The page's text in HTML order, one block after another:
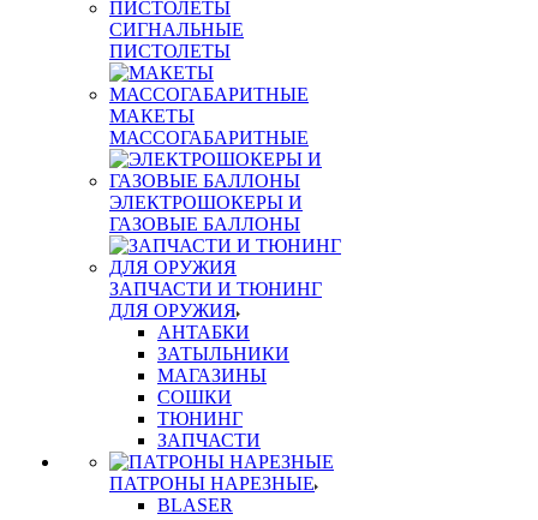
СИГНАЛЬНЫЕ
ПИСТОЛЕТЫ
МАКЕТЫ
МАССОГАБАРИТНЫЕ
ЭЛЕКТРОШОКЕРЫ И
ГАЗОВЫЕ БАЛЛОНЫ
ЗАПЧАСТИ И ТЮНИНГ
ДЛЯ ОРУЖИЯ
АНТАБКИ
ЗАТЫЛЬНИКИ
МАГАЗИНЫ
СОШКИ
ТЮНИНГ
ЗАПЧАСТИ
ПАТРОНЫ НАРЕЗНЫЕ
BLASER